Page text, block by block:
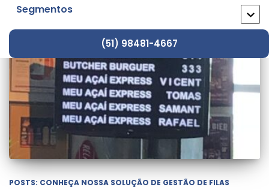
Segmentos
(51) 98481-4667
POSTS: CONHEÇA NOSSA SOLUÇÃO DE GESTÃO DE FILAS